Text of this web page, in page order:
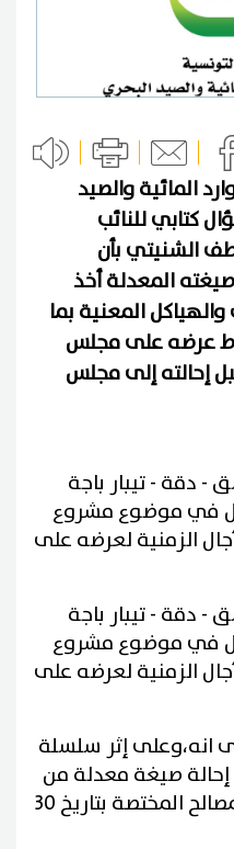
المائية والصيد
كتابي للنائب
الشنيتي بأن
المعدلة أخذ
المعنية بما
عرضه على مجلس
إحالته إلى مجلس
- دقة - تيبار باجة
في موضوع مشروع
الزمنية لعرضه على
- دقة - تيبار باجة
في موضوع مشروع
الزمنية لعرضه على
انه،وعلى إثر سلسلة
إحالة صيغة معدلة من
مشروع مجلة المياه إلى المصالح المختصة بتاريخ 30